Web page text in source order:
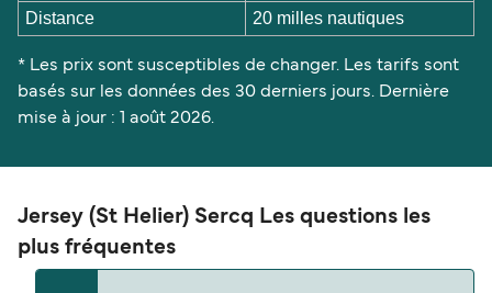
Distance
20 milles nautiques
* Les prix sont susceptibles de changer. Les tarifs sont
basés sur les données des 30 derniers jours. Dernière
mise à jour : 1 août 2026.
Jersey (St Helier) Sercq Les questions les
plus fréquentes